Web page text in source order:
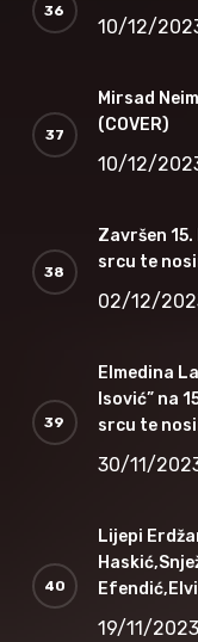
10/12/
Mirsad
(COVER)
10/12/
Završen
srcu te
02/12/
Elmedina
Isović” na
srcu te
30/11/
Lijepi
19/11/2023